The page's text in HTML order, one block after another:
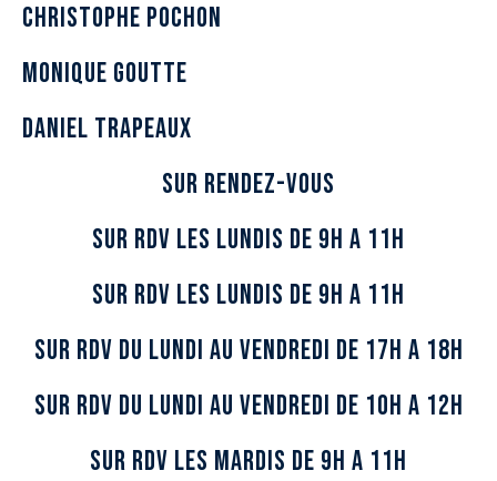
christophe pochon
monique goutte
daniel trapeaux
SUR RENDEZ-VOUS
SUR Rdv les lundis de 9h a 11h
SUR Rdv les lundis de 9h a 11h
sur rdv du lundi au vendredi de 17h a 18h
SUR Rdv du lundi au vendredi de 10h a 12h
SUR Rdv les mardis de 9h a 11h